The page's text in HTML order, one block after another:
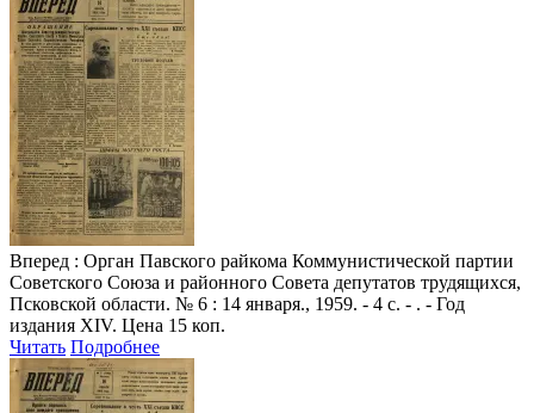
Вперед : Орган Павского райкома Коммунистической партии
Советского Союза и районного Совета депутатов трудящихся,
Псковской области. № 6 : 14 января., 1959. - 4 с. - . - Год
издания XIV. Цена 15 коп.
Читать Подробнее